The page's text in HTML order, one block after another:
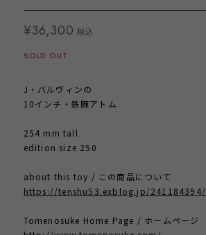
¥36,300 税込
SOLD OUT
J・バルヴィンの
10インチ・鉄腕アトム
254 mm tall
edition size 250
about this toy / この商品について
https://tenshu53.exblog.jp/241184394/
Tomenosuke Home Page / ホームページ